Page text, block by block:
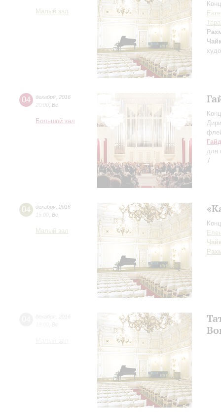
Малый зал
04 декабря 2016
20:00 Вс
Большой зал
для
7
04 декабря 2016
15:00 Вс
Малый зал